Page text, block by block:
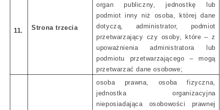
11. Strona trzecia
organ publiczny, jednostkę lub
podmiot inny niż osoba, której dane
dotyczą, administrator, podmiot
przetwarzający czy osoby, które – z
upoważnienia administratora lub
podmiotu przetwarzającego – mogą
przetwarzać dane osobowe;
osoba prawna, osoba fizyczna,
jednostka organizacyjna
nieposiadająca osobowości prawnej